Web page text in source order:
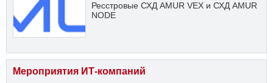
Ресстровые СХД AMUR VEX и СХД AMUR
NODE
Мероприятия ИТ-компаний